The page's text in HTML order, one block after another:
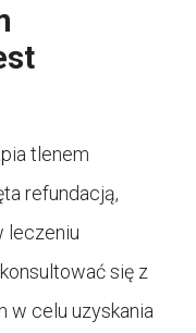
tlenem
refundacją,
leczeniu
się z
w celu uzyskania